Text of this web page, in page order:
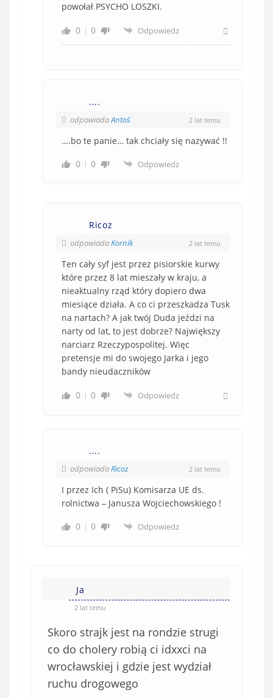
powołał PSYCHO LOSZKI.
0 0 Odpowiedz
....
odpowiadaAntoś 2 lat temu
….bo te panie… tak chciały się nazywać !!
0
0 Odpowiedz
Ricoz
odpowiadaKornik 2 lat temu
Ten cały syf jest przez pisiorskie kurwy
które przez 8 lat mieszały w kraju, a
nieaktualny rząd który dopiero dwa
miesiące działa. A co ci przeszkadza Tusk
na nartach? A jak twój Duda jeździ na
narty od lat, to jest dobrze? Największy
narciarz Rzeczypospolitej. Więc
pretensje mi do swojego Jarka i jego
bandy nieudaczników
0 0 Odpowiedz
....
odpowiadaRicoz 2 lat temu
I przez Ich ( PiSu) Komisarza UE ds.
rolnictwa – Janusza Wojciechowskiego !
0
0 Odpowiedz
Ja
2 lat temu
Skoro strajk jest na rondzie strugi
co do cholery robią ci idxxci na
wrocławskiej i gdzie jest wydział
ruchu drogowego